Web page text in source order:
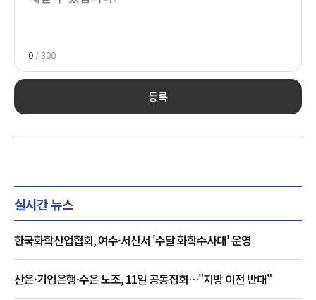
0 / 300
등록
실시간 뉴스
한국화학산업협회, 여수·서산서 '수달 화학수사대' 운영
산은·기업은행·수은 노조, 11일 공동집회…"지방 이전 반대"